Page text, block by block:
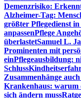
Demenzrisiko:
Alzheimer-Tag:
größter Pflegedienst
anpassenPflege
überlastetSamuel L.
Prominenten mit
einPflegeausbildung:
Schluss
Zusammenhänge
Krankenhaus: warum
sich ändern muss